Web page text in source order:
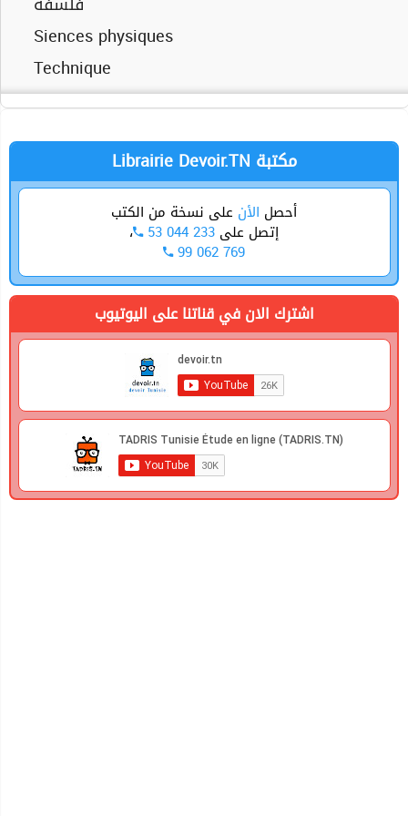
Siences physiques
Technique
Librairie Devoir.TN مكتبة
أحصل الأن على نسخة من الكتب
إتصل على 53 044 233 ،
99 062 769
اشترك الان في قناتنا على اليوتيوب